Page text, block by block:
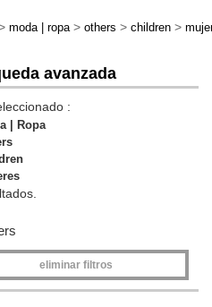
moda | ropa > others > children >
avanzada
:
| Ropa
eliminar filtros